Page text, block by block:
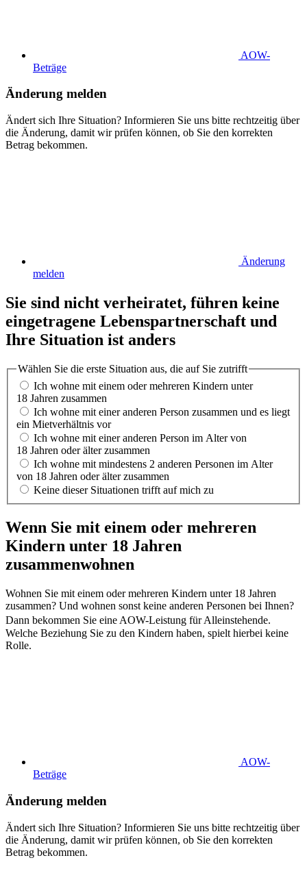
AOW-
Beträge
Änderung melden
Ändert sich Ihre Situation? Informieren Sie uns bitte rechtzeitig über
die Änderung, damit wir prüfen können, ob Sie den korrekten
Betrag bekommen.
Änderung
melden
Sie sind nicht verheiratet, führen keine
eingetragene Lebenspartnerschaft und
Ihre Situation ist anders
Wählen Sie die erste Situation aus, die auf Sie zutrifft
Ich wohne mit einem oder mehreren Kindern unter
18 Jahren zusammen
Ich wohne mit einer anderen Person zusammen und es liegt
ein Mietverhältnis vor
Ich wohne mit einer anderen Person im Alter von
18 Jahren oder älter zusammen
Ich wohne mit mindestens 2 anderen Personen im Alter
von 18 Jahren oder älter zusammen
Keine dieser Situationen trifft auf mich zu
Wenn Sie mit einem oder mehreren
Kindern unter 18 Jahren
zusammenwohnen
Wohnen Sie mit einem oder mehreren Kindern unter 18 Jahren
zusammen? Und wohnen sonst keine anderen Personen bei Ihnen?
Dann bekommen Sie eine AOW-Leistung für Alleinstehende.
Welche Beziehung Sie zu den Kindern haben, spielt hierbei keine
Rolle.
AOW-
Beträge
Änderung melden
Ändert sich Ihre Situation? Informieren Sie uns bitte rechtzeitig über
die Änderung, damit wir prüfen können, ob Sie den korrekten
Betrag bekommen.